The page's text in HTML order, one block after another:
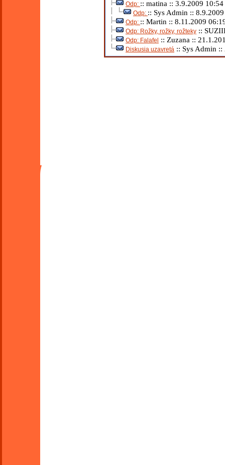
Odp: :: matina :: 3.9.2009 10:54
Odp: :: Sys Admin ::
Odp: :: Martin :: 8.11.2009
Odp: Rožky, rožky, rožteky ::
Odp: Falafel :: Zuzana ::
Diskusia uzavretá :: Sys Admin